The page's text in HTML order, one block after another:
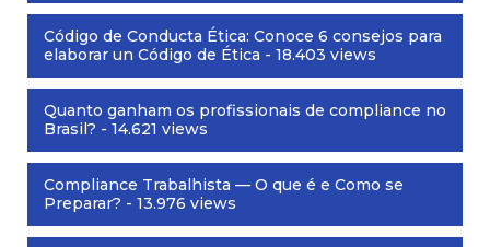
Código de Conducta Ética: Conoce 6 consejos para
elaborar un Código de Ética - 18.403 views
Quanto ganham os profissionais de compliance no
Brasil? - 14.621 views
Compliance Trabalhista — O que é e Como se
Preparar? - 13.976 views